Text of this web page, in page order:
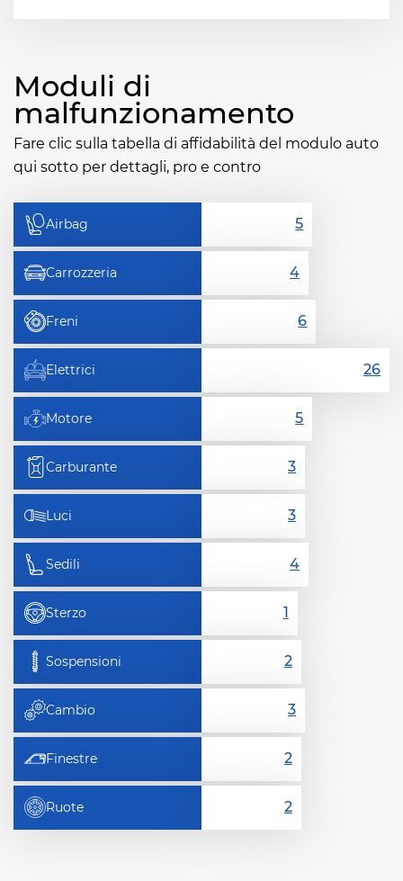
Moduli di
malfunzionamento
Fare clic sulla tabella di affidabilità del modulo auto
qui sotto per dettagli, pro e contro
Airbag
Carrozzeria
Freni
Elettrici
Motore
Carburante
Luci
Sedili
Sterzo
Sospensioni
Cambio
Finestre
Ruote